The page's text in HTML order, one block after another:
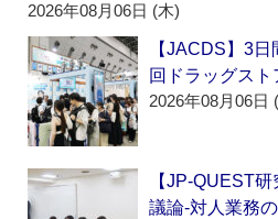
2026年08月06日 (木)
【JACDS】3
回ドラッグスト
2026年08月06日
【JP-QUEST
議論‐対人業務